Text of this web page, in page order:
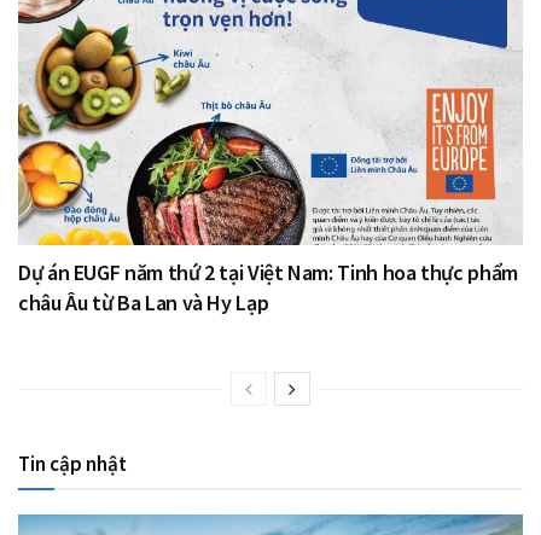
Dự án EUGF năm thứ 2 tại Việt Nam: Tinh hoa thực phẩm
châu Âu từ Ba Lan và Hy Lạp
Tin cập nhật